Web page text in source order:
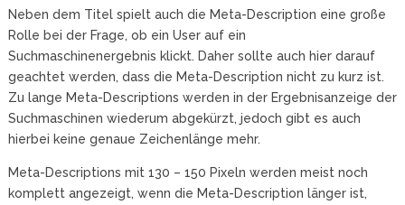
Neben dem Titel spielt auch die Meta-Description eine große
Rolle bei der Frage, ob ein User auf ein
Suchmaschinenergebnis klickt. Daher sollte auch hier darauf
geachtet werden, dass die Meta-Description nicht zu kurz ist.
Zu lange Meta-Descriptions werden in der Ergebnisanzeige der
Suchmaschinen wiederum abgekürzt, jedoch gibt es auch
hierbei keine genaue Zeichenlänge mehr.
Meta-Descriptions mit 130 – 150 Pixeln werden meist noch
komplett angezeigt, wenn die Meta-Description länger ist,